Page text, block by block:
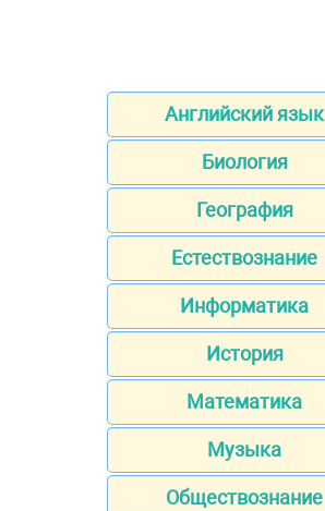
Английский язык
Биология
География
Естествознание
Информатика
История
Математика
Музыка
Обществознание